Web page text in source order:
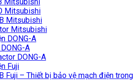
Mitsubishi
Mitsubishi
Mitsubishi
Mitsubishi
DONG-A
A
DONG-A
Fuji
Fuji – Thiết bị bảo vệ mạch điện trong